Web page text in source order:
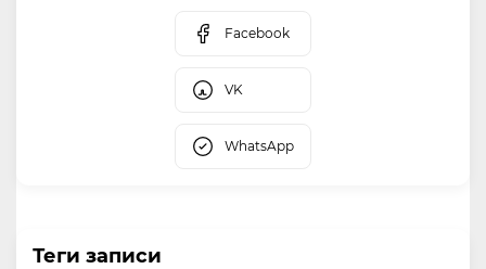
Facebook
VK
WhatsApp
Теги записи